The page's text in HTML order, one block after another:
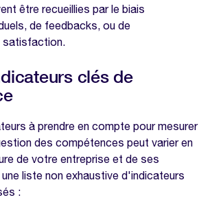
recueillir des données pour
gestion des compétences ?
le feedback des collaborateurs
être recueillies par le biais
de feedbacks, ou de
satisfaction.
clés de
à prendre en compte pour mesurer
des compétences peut varier en
de votre entreprise et de ses
liste non exhaustive d'indicateurs
: